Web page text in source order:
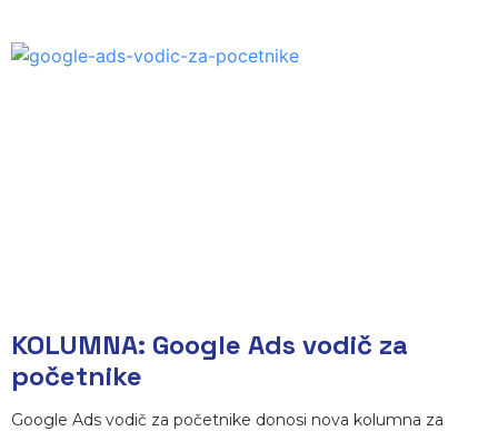
KOLUMNA: Google Ads vodič za
početnike
Google Ads vodič za početnike donosi nova kolumna za